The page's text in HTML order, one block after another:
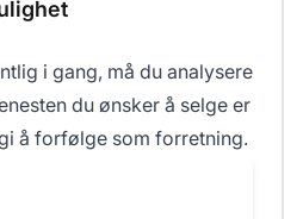
i gang, må du analysere
du ønsker å selge er
å forfølge som forretning.